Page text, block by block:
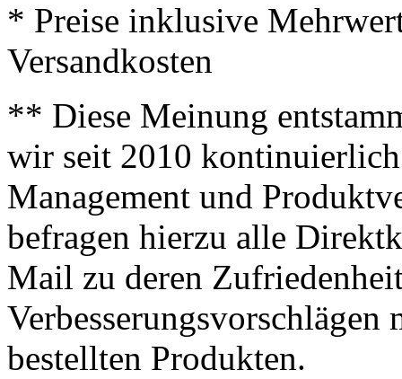
* Preise inklusive
Versandkosten
** Diese Meinung
wir seit 2010
Management und
befragen hierzu alle
Mail zu deren
bestellten Produkten.